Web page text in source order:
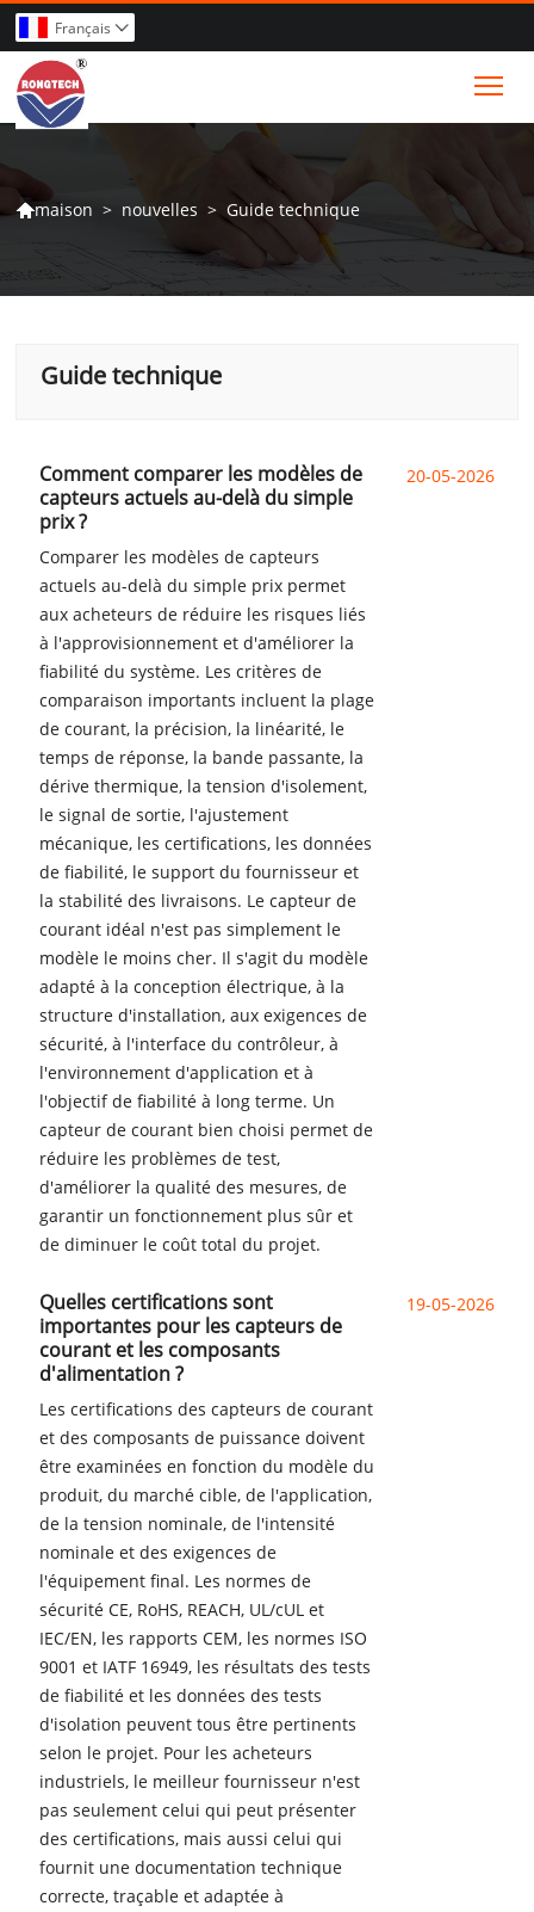
Français 
maison > nouvelles > Guide technique
Guide technique
20-05-2026
Comment comparer les modèles de
capteurs actuels au-delà du simple
prix ?
Comparer les modèles de capteurs
actuels au-delà du simple prix permet
aux acheteurs de réduire les risques liés
à l'approvisionnement et d'améliorer la
fiabilité du système. Les critères de
comparaison importants incluent la plage
de courant, la précision, la linéarité, le
temps de réponse, la bande passante, la
dérive thermique, la tension d'isolement,
le signal de sortie, l'ajustement
mécanique, les certifications, les données
de fiabilité, le support du fournisseur et
la stabilité des livraisons. Le capteur de
courant idéal n'est pas simplement le
modèle le moins cher. Il s'agit du modèle
adapté à la conception électrique, à la
structure d'installation, aux exigences de
sécurité, à l'interface du contrôleur, à
l'environnement d'application et à
l'objectif de fiabilité à long terme. Un
capteur de courant bien choisi permet de
réduire les problèmes de test,
d'améliorer la qualité des mesures, de
garantir un fonctionnement plus sûr et
de diminuer le coût total du projet.
19-05-2026
Quelles certifications sont
importantes pour les capteurs de
courant et les composants
d'alimentation ?
Les certifications des capteurs de courant
et des composants de puissance doivent
être examinées en fonction du modèle du
produit, du marché cible, de l'application,
de la tension nominale, de l'intensité
nominale et des exigences de
l'équipement final. Les normes de
sécurité CE, RoHS, REACH, UL/cUL et
IEC/EN, les rapports CEM, les normes ISO
9001 et IATF 16949, les résultats des tests
de fiabilité et les données des tests
d'isolation peuvent tous être pertinents
selon le projet. Pour les acheteurs
industriels, le meilleur fournisseur n'est
pas seulement celui qui peut présenter
des certifications, mais aussi celui qui
fournit une documentation technique
correcte, traçable et adaptée à